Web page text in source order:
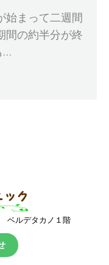
始まって二週間
間の約半分が終
…
ベルデタカノ１階